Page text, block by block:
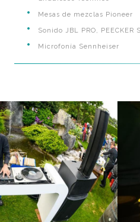
Mesas de mezclas Pioneer
Sonido JBL PRO, PEECKER
Microfonía Sennheiser